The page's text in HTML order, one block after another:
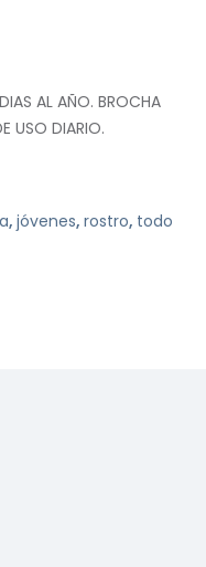
AL AÑO. BROCHA
USO DIARIO.
, jóvenes, rostro, todo